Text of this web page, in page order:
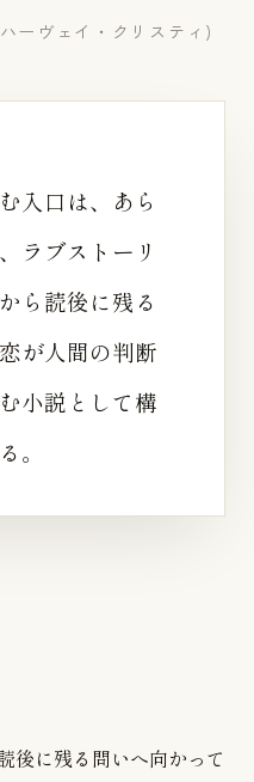
ーヴェイ・クリスティ)
入口は、あら
ラブストーリ
ら読後に残る
が人間の判断
小説として構
。
後に残る問いへ向かって